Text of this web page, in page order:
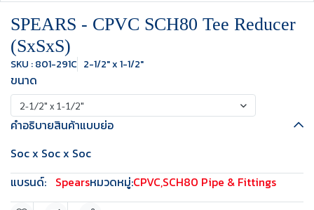
SPEARS - CPVC SCH80 Tee Reducer
(SxSxS)
SKU : 801-291C 2-1/2" x 1-1/2"
ขนาด
2-1/2" x 1-1/2"
คำอธิบายสินค้าแบบย่อ
Soc x Soc x Soc
แบรนด์: Spearsหมวดหมู่:CPVC,SCH80 Pipe & Fittings